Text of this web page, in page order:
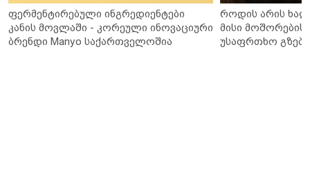
ფერმენტირებული ინგრედიენტები
კანის მოვლაში - კორეული ინოვაციური
ბრენდი Manyo საქართველოშია
როდის არის
მისი მოშორების
უსაფრთხო გზები